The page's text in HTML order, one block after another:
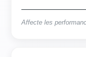
Affecte les